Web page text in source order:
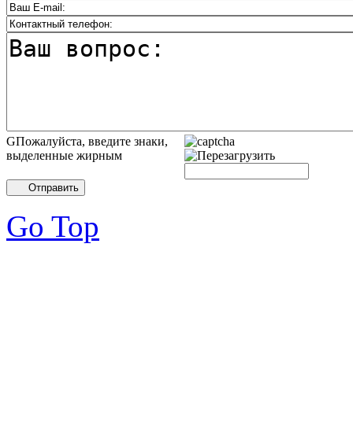
GПожалуйста, введите знаки,
выделенные жирным
Отправить
Go Top